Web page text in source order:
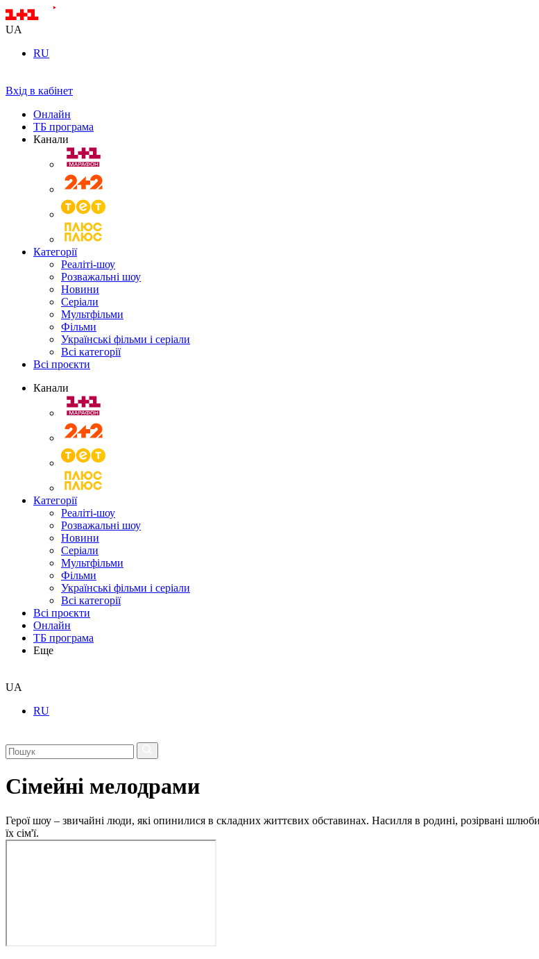
UA
RU
Вхід в кабінет
Онлайн
ТБ програма
Канали
Категорії
Реаліті-шоу
Розважальні шоу
Новини
Серіали
Мультфільми
Фільми
Українські фільми і серіали
Всі категорії
Всі проєкти
Канали
Категорії
Реаліті-шоу
Розважальні шоу
Новини
Серіали
Мультфільми
Фільми
Українські фільми і серіали
Всі категорії
Всі проєкти
Онлайн
ТБ програма
Еще
UA
RU
Сімейні мелодрами
Герої шоу – звичайні люди, які опинилися в складних життєвих обставинах. Насилля в родині, розірвані
їх сім'ї.